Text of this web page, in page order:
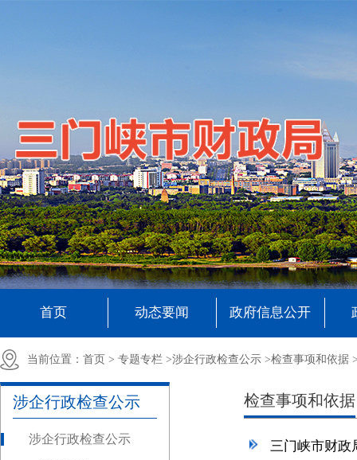
首页 动态要闻 政府信息公开
当前位置： 首页 > 专题专栏 >涉企行政检查公示 >检查事项和依据
涉企行政检查公示
涉企行政检查公示
检查事项和依据
三门峡市财政